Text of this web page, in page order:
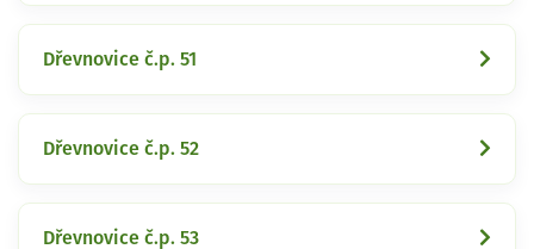
Dřevnovice č.p. 51
Dřevnovice č.p. 52
Dřevnovice č.p. 53